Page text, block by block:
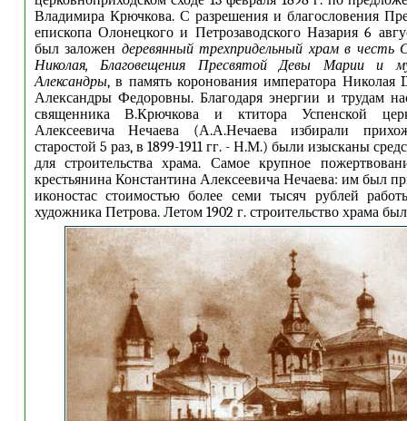
Владимира Крючкова. С разрешения и благословения
епископа Олонецкого и Петрозаводского Назария 6
был заложен деревянный трехпридельный храм в честь
Николая, Благовещения Пресвятой Девы Марии и
Александры, в память коронования императора
Александры Федоровны. Благодаря энергии и трудам
священника В.Крючкова и ктитора Успенской
Алексеевича Нечаева (А.А.Нечаева избирали
старостой 5 раз, в 1899-1911 гг. - Н.М.) были изысканы
для строительства храма. Самое крупное
крестьянина Константина Алексеевича Нечаева: им был
иконостас стоимостью более семи тысяч рублей
художника Петрова. Летом 1902 г. строительство храма